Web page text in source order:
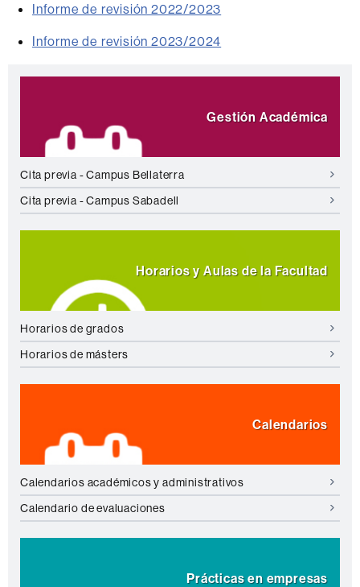
Informe de revisión 2022/2023
Informe de revisión 2023/2024
Información
Destacamos
Gestión Académica
Cita previa - Campus Bellaterra
Cita previa - Campus Sabadell
Horarios y Aulas de la Facultad
Horarios de grados
Horarios de másters
Calendarios
Calendarios académicos y administrativos
Calendario de evaluaciones
Prácticas en empresas